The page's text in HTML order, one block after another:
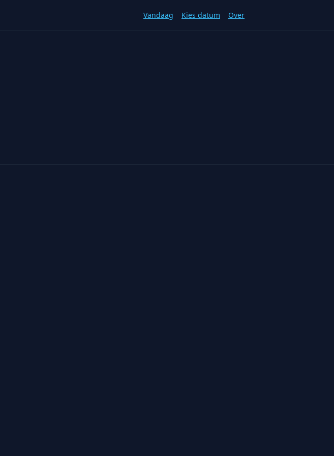
Vandaag Kies datum Over